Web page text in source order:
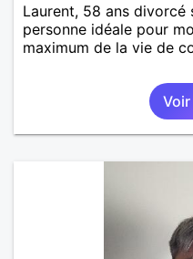
Laurent, 58 ans divorcé
personne idéale pour
maximum de la vie de